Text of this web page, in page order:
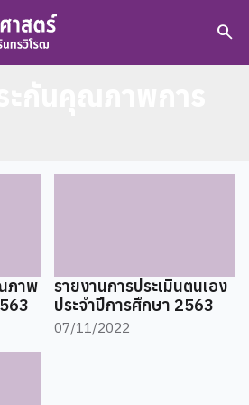
search
ภาพ
รายงานการประเมินตนเอง
ประจำปีการศึกษา 2563
07/11/2022